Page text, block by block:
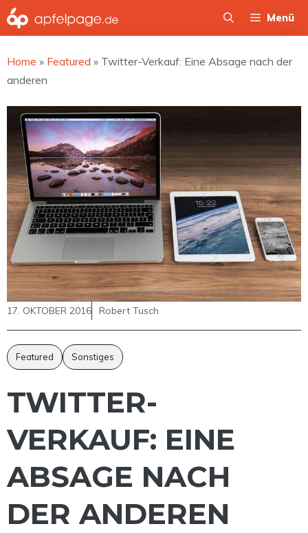
Zum
Inhalt
Menü
Home » Featured » Twitter-Verkauf: Eine Absage nach der
anderen
17. OKTOBER 2016 Robert Tusch
Featured Sonstiges
TWITTER-
VERKAUF: EINE
ABSAGE NACH
DER ANDEREN